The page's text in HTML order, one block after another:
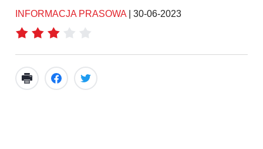
INFORMACJA PRASOWA |30-06-2023